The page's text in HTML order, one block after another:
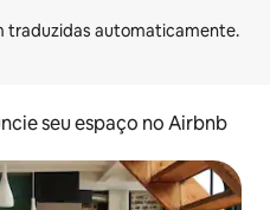
seu espaço no Airbnb